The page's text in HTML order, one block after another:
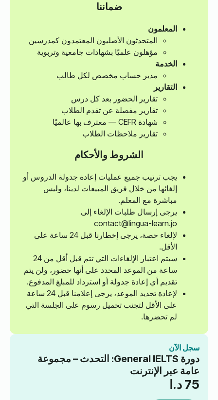
ضماننا
المعلمون
المتحدثون الأصليون المعتمدون كمدرسين
مؤهلون علميًا بشهادات جامعية وتربوية
الخدمة
مدير حساب مخصص لكل طالب
التقارير
تقارير الحضور بعد كل درس
تقارير مفصلة عن تقدم الطلاب
شهادة CEFR — معترف بها عالميًا
تقارير ملاحظات الطلاب
الشروط والأحكام
يجب ترتيب جميع عمليات إعادة جدولة الدروس أو
إلغائها من خلال فريق المبيعات لدينا، وليس
مباشرة مع المعلم.
يرجى إرسال طلبات الإلغاء إلى
contact@lingua-learn.jo
لإلغاء حصة، يرجى إخطارنا قبل 24 ساعة على
الأقل.
سيتم اعتبار الإلغاءات التي تتم قبل أقل من 24
ساعة من الموعد المحدد على أنها حضور، ولن يتم
تقديم أي إعادة جدولة أو استرداد للمبلغ المدفوع.
لإعادة تحديد الموعد، يرجى إعلامنا قبل 24 ساعة
على الأقل لتجنب تحميل رسوم على الجلسة التي
لم تحضرها.
سجل الآن
دورة General IELTS: التحدث – مجموعة
عامة عبر الإنترنت
75 د.ا